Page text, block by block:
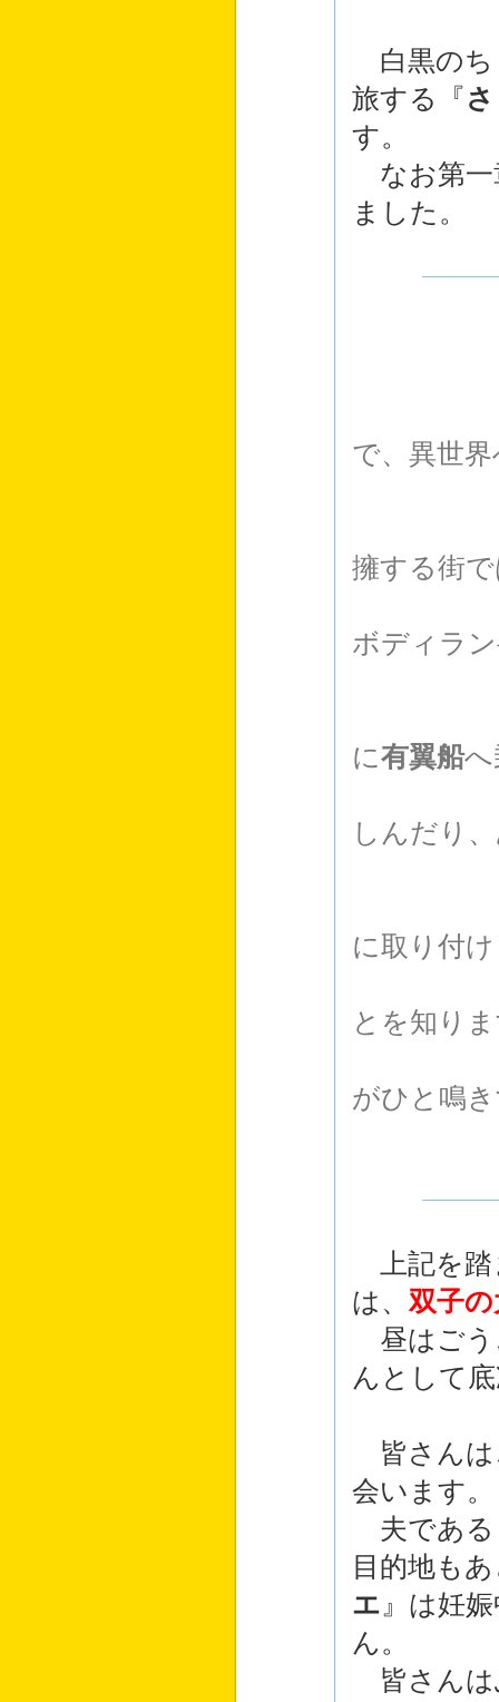
白黒のち
旅する『
す。
なお第一
ました。
で、異世
擁する街
ボディラ
に有翼船へ
しんだり
に取り付
とを知り
がひと鳴
上記を踏
は、 双子
昼はごう
んとして
皆さんは
会います。
夫である
目的地も
エ 』は妊
ん。
皆さんは